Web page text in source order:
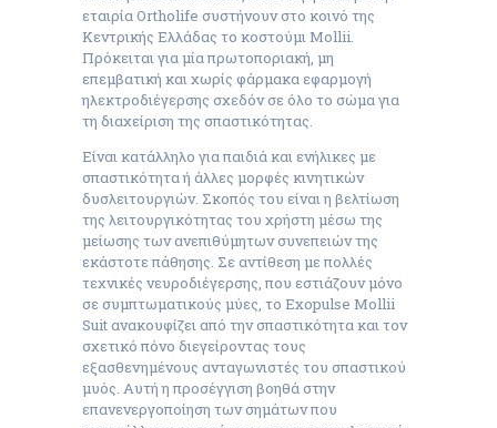
εταιρία Ortholife συστήνουν στο κοινό της
Κεντρικής Ελλάδας το κοστούμι Mollii.
Πρόκειται για μία πρωτοποριακή, μη
επεμβατική και χωρίς φάρμακα εφαρμογή
ηλεκτροδιέγερσης σχεδόν σε όλο το σώμα για
τη διαχείριση της σπαστικότητας.
Είναι κατάλληλο για παιδιά και ενήλικες με
σπαστικότητα ή άλλες μορφές κινητικών
δυσλειτουργιών. Σκοπός του είναι η βελτίωση
της λειτουργικότητας του χρήστη μέσω της
μείωσης των ανεπιθύμητων συνεπειών της
εκάστοτε πάθησης. Σε αντίθεση με πολλές
τεχνικές νευροδιέγερσης, που εστιάζουν μόνο
σε συμπτωματικούς μύες, το Exopulse Mollii
Suit ανακουφίζει από την σπαστικότητα και τον
σχετικό πόνο διεγείροντας τους
εξασθενημένους ανταγωνιστές του σπαστικού
μυός. Αυτή η προσέγγιση βοηθά στην
επανενεργοποίηση των σημάτων που